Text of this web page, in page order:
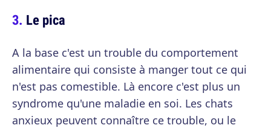
Le pica
A la base c'est un trouble du comportement
alimentaire qui consiste à manger tout ce qui
n'est pas comestible. Là encore c'est plus un
syndrome qu'une maladie en soi. Les chats
anxieux peuvent connaître ce trouble, ou le